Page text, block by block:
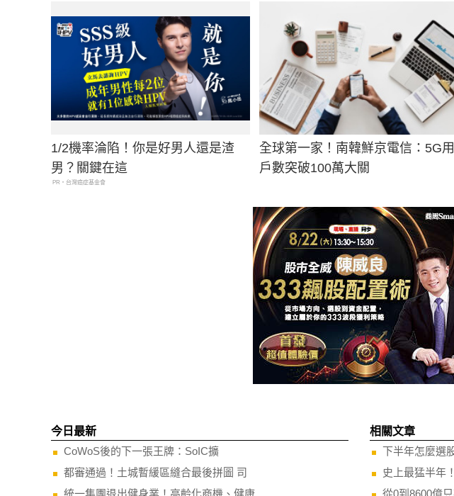
1/2機率淪陷！你是好男人還是渣
男？關鍵在這
PR・台灣癌症基金會
全球第一家！南韓鮮京電信：5G用
戶數突破100萬大關
今日最新
CoWoS後的下一張王牌：SoIC擴
都審通過！土城暫緩區縫合最後拼圖 司
統一集團退出健身業！高齡化商機、健康
相關文章
下半年怎麼選
史上最猛半年
從0到8600億